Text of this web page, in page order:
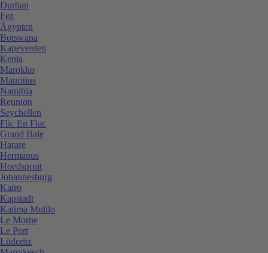
Durban
Fez
Ägypten
Botswana
Kapeverden
Kenia
Marokko
Mauritius
Namibia
Reunion
Seychellen
Flic En Flac
Grand Baie
Harare
Hermanus
Hoedspruit
Johannesburg
Kairo
Kapstadt
Katima Mulilo
Le Morne
Le Port
Lüderitz